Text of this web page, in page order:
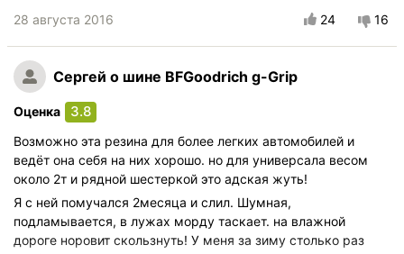
Износоустойчивость
пожалуй и всё на что было замечено, а дальше одни плюсы.
Держак изумительный, аква планирование отсутствует в
принципе, в меру жесткая с сильной боковиной.
Сложилось ощущение, что мокрую дорогу держит лучше
чем сухую. Прошел больше 2500 км, износ не замечен -
даже все резиновые шипики на месте). Резиной очень
доволен!
Автомобиль: Hyundai Solaris
Купите опять?:
Скорее всего
Управление на сухой дороге
Управление на мокрой дороге
28 августа 2016
24 16
Сергей о шине BFGoodrich g-Grip
Оценка 3.8
Возможно эта резина для более легких автомобилей и
ведёт она себя на них хорошо. но для универсала весом
около 2т и рядной шестеркой это адская жуть!
Я с ней помучался 2месяца и слил. Шумная,
подламывается, в лужах морду таскает. на влажной
дороге норовит скользнуть! У меня за зиму столько раз